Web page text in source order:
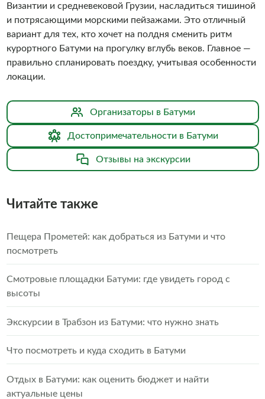
Византии и средневековой Грузии, насладиться тишиной
и потрясающими морскими пейзажами. Это отличный
вариант для тех, кто хочет на полдня сменить ритм
курортного Батуми на прогулку вглубь веков. Главное —
правильно спланировать поездку, учитывая особенности
локации.
Организаторы в Батуми
Достопримечательности в Батуми
Отзывы на экскурсии
Читайте также
Пещера Прометей: как добраться из Батуми и что
посмотреть
Смотровые площадки Батуми: где увидеть город с
высоты
Экскурсии в Трабзон из Батуми: что нужно знать
Что посмотреть и куда сходить в Батуми
Отдых в Батуми: как оценить бюджет и найти
актуальные цены